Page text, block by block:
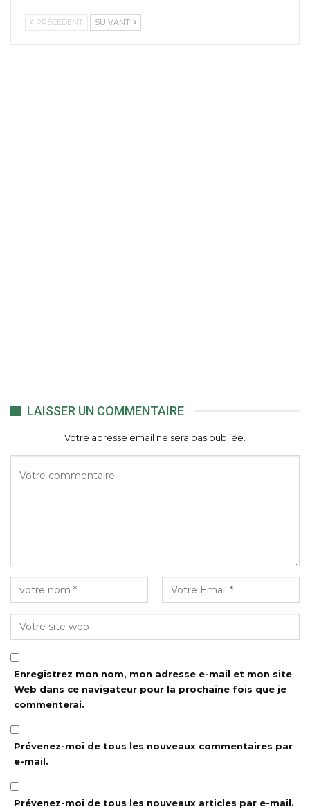
PRÉCÉDENT SUIVANT
LAISSER UN COMMENTAIRE
Votre adresse email ne sera pas publiée.
Enregistrez mon nom, mon adresse e-mail et mon site
Web dans ce navigateur pour la prochaine fois que je
commenterai.
Prévenez-moi de tous les nouveaux commentaires par
e-mail.
Prévenez-moi de tous les nouveaux articles par e-mail.